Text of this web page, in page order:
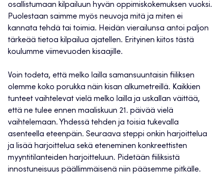
osallistumaan kilpailuun hyvän oppimiskokemuksen vuoksi.
Puolestaan saimme myös neuvoja mitä ja miten ei
kannata tehdä tai toimia. Heidän vierailunsa antoi paljon
tärkeää tietoa kilpailua ajatellen. Erityinen kiitos tästä
koulumme viimevuoden kisaajille.
Voin todeta, että melko lailla samansuuntaisin fiiliksen
olemme koko porukka näin kisan alkumetreillä. Kaikkien
tunteet vaihtelevat vielä melko lailla ja uskallan väittää,
että ne tulee ennen maaliskuun 21. päivää vielä
vaihtelemaan. Yhdessä tehden ja toisia tukevalla
asenteella eteenpäin. Seuraava steppi onkin harjoittelua
ja lisää harjoittelua sekä eteneminen konkreettisten
myyntitilanteiden harjoitteluun. Pidetään fiiliksistä
innostuneisuus päällimmäisenä niin pääsemme pitkälle.